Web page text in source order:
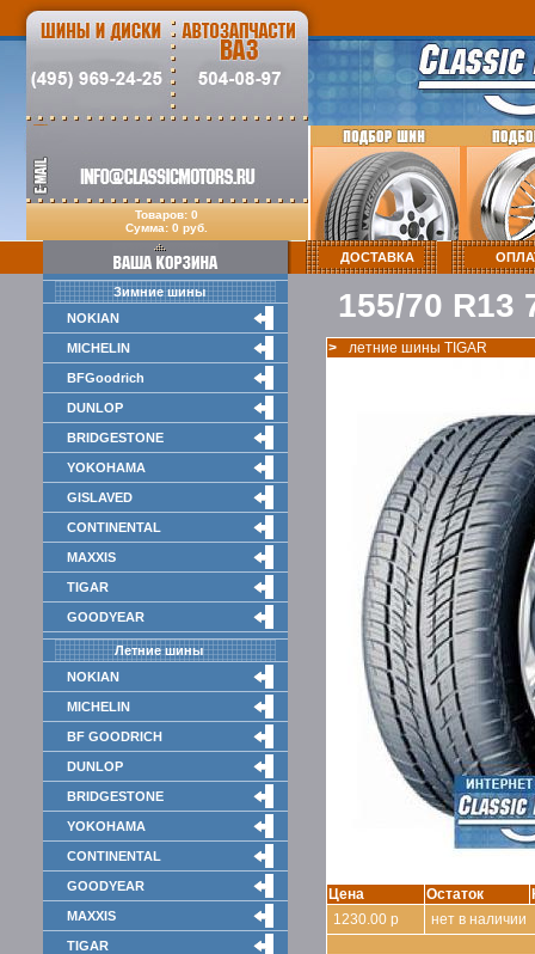
Товаров: 0
Сумма: 0 руб.
ДОСТАВКА
Зимние шины
NOKIAN
MICHELIN
BFGoodrich
DUNLOP
BRIDGESTONE
YOKOHAMA
GISLAVED
CONTINENTAL
MAXXIS
TIGAR
GOODYEAR
Летние шины
NOKIAN
MICHELIN
BF GOODRICH
DUNLOP
BRIDGESTONE
YOKOHAMA
CONTINENTAL
GOODYEAR
MAXXIS
TIGAR
155/70 R13
> летние шины TIGAR
Цена Остаток
1230.00 р
нет в наличии